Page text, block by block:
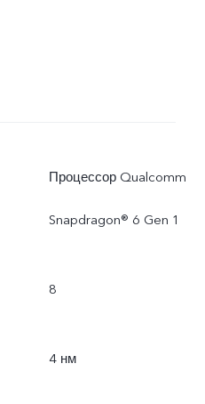
Процессор Qualcomm
Snapdragon® 6 Gen 1
8
4 нм